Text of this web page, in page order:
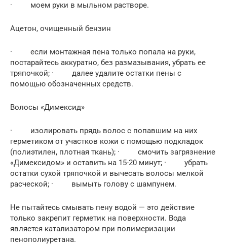
· моем руки в мыльном растворе.
Ацетон, очищенный бензин
· если монтажная пена только попала на руки,
постарайтесь аккуратно, без размазывания, убрать ее
тряпочкой; · далее удалите остатки пены с
помощью обозначенных средств.
Волосы «Димексид»
· изолировать прядь волос с попавшим на них
герметиком от участков кожи с помощью подкладок
(полиэтилен, плотная ткань); · смочить загрязнение
«Димексидом» и оставить на 15-20 минут; · убрать
остатки сухой тряпочкой и вычесать волосы мелкой
расческой; · вымыть голову с шампунем.
Не пытайтесь смывать пену водой — это действие
только закрепит герметик на поверхности. Вода
является катализатором при полимеризации
пенополиуретана.